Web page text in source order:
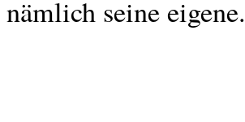
nämlich seine eigene.